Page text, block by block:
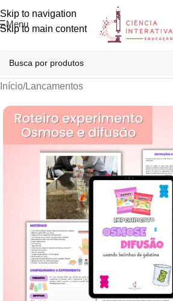
Skip to navigation
Skip to main content
Menu
Início/Lancamentos